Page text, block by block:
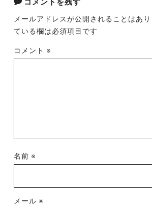
コメントを残す
メールアドレスが公開されることはあり
ている欄は必須項目です
コメント ※
名前 ※
メール ※